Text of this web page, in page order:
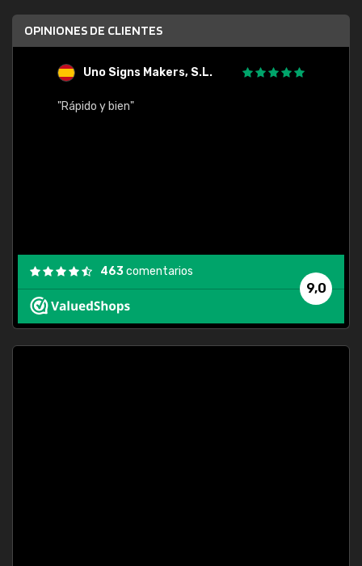
OPINIONES DE CLIENTES
Uno Signs Makers, S.L.
"Rápido y bien"
9,0
463comentarios